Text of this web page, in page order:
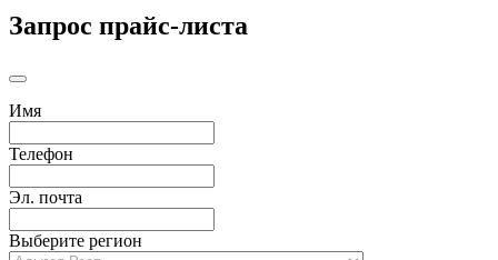
Запрос прайс-листа
Имя
Телефон
Эл. почта
Выберите регион